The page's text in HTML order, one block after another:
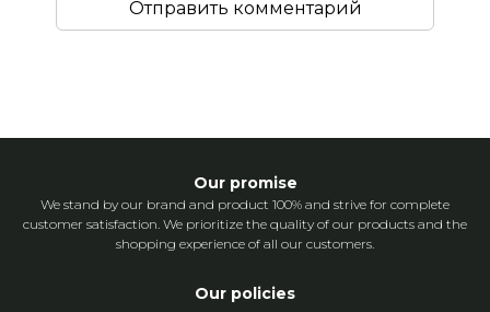
Our promise
We stand by our brand and product 100% and strive for complete
customer satisfaction. We prioritize the quality of our products and the
shopping experience of all our customers.
Our policies